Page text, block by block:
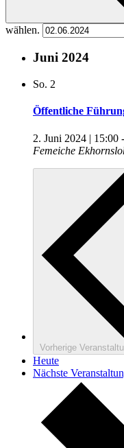
wählen.
Juni 2024
So. 2
Öffentliche
2. Juni 2024 | 15:00 -
Femeiche
Vorherige
Heute
Nächste